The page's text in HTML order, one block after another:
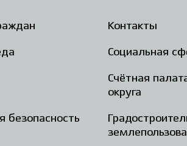
Контакты
Социальная
Счётная
округа
безопасность